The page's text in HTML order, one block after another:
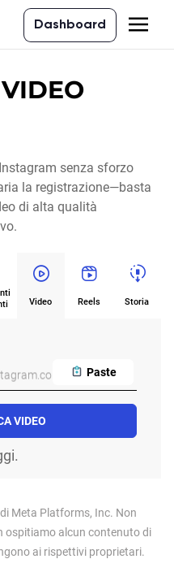
Dashboard
senza sforzo
la registrazione—basta
di alta qualità
Video Reels Storia
Esempio: https://www.instagram.com/reel/BnCssnxHOBv/
Paste
VIDEO
Meta Platforms, Inc. Non
ospitiamo alcun contenuto di
ai rispettivi proprietari.